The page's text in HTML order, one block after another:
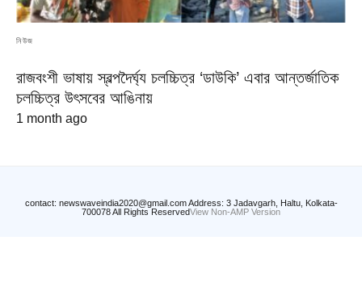
নিউজ
রাজবংশী ভাষায় স্বল্পদৈর্ঘ্য চলচ্চিত্র ‘ডাউকি’ এবার আন্তর্জাতিক
চলচ্চিত্র উৎসবের আঙিনায়
1 month ago
contact: newswaveindia2020@gmail.com Address: 3 Jadavgarh, Haltu, Kolkata-
700078 All Rights ReservedView Non-AMP Version